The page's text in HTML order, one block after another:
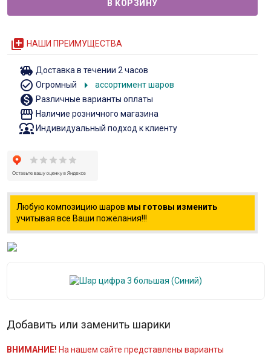
queue НАШИ ПРЕИМУЩЕСТВА
toys Доставка в течении 2 часов
check_circle_outline Огромный arrow_right ассортимент шаров
monetization_on Различные варианты оплаты
storefront Наличие розничного магазина
diversity_1Индивидуальный подход к клиенту
Любую композицию шаров мы готовы изменить
учитывая все Ваши пожелания!!!
Добавить или заменить шарики
ВНИМАНИЕ! На нашем сайте представлены варианты